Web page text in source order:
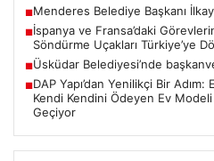
■Menderes Belediye Başkanı
■İspanya ve Fransa’daki
Söndürme Uçakları Türkiye’ye
■Üsküdar Belediyesi’nde
■DAP Yapı’dan Yenilikçi Bir
Kendi Kendini Ödeyen Ev
Geçiyor